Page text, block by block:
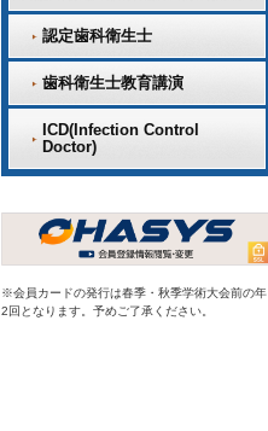
認定歯科衛生士
歯科衛生士教育講演
ICD(Infection Control
Doctor)
※会員カードの発行は春季・秋季学術大会前の年
2回となります。予めご了承ください。